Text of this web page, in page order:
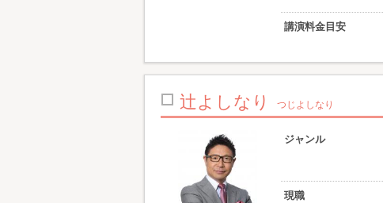
講演料金目安
辻よしなり つじよしなり
ジャンル
現職